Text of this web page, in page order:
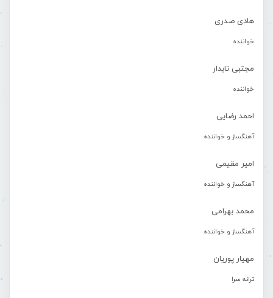
هادی صدری
خواننده
مجتبی تابدار
خواننده
احمد رضایی
آهنگساز و خواننده
امیر مقیمی
آهنگساز و خواننده
محمد بهرامی
آهنگساز و خواننده
مهیار پوریان
ترانه سرا